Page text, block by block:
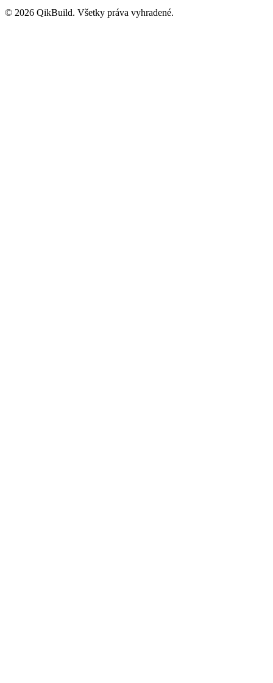
© 2026 QikBuild. Všetky práva vyhradené.